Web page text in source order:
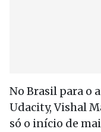
No Brasil para o
Udacity, Vishal
só o início de